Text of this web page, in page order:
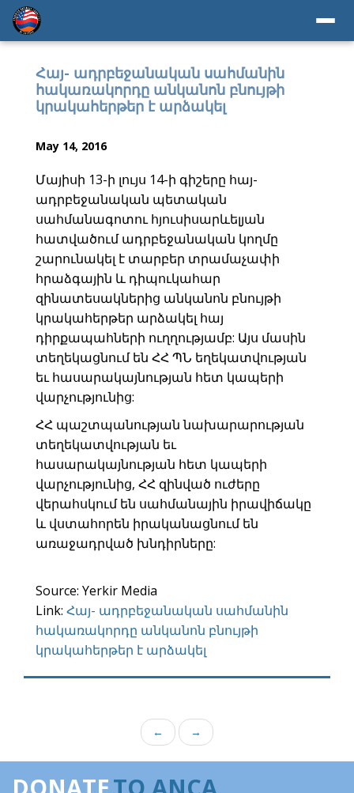
Հայ- ադրբեջանական սահմանին
հակառակորդը անկանոն բնույթի
կրակահերթեր է արձակել
May 14, 2016
Մայիսի 13-ի լույս 14-ի գիշերը հայ-
ադրբեջանական պետական
սահմանագոտու հյուսիսարևելյան
հատվածում ադրբեջանական կողմը
շարունակել է տարբեր տրամաչափի
հրաձգային և դիպուկահար
զինատեսակներից անկանոն բնույթի
կրակահերթեր արձակել հայ
դիրքապահների ուղղությամբ: Այս մասին
տեղեկացնում են ՀՀ ՊՆ եղեկատվության
եւ հասարակայնության հետ կապերի
վարչությունից:
ՀՀ պաշտպանության նախարարության
տեղեկատվության եւ
հասարակայնության հետ կապերի
վարչությունից, ՀՀ զինված ուժերը
վերահսկում են սահմանային իրավիճակը
և վստահորեն իրականացնում են
առաջադրված խնդիրները:
Source: Yerkir Media
Link: Հայ- ադրբեջանական սահմանին
հակառակորդը անկանոն բնույթի
կրակահերթեր է արձակել
← →